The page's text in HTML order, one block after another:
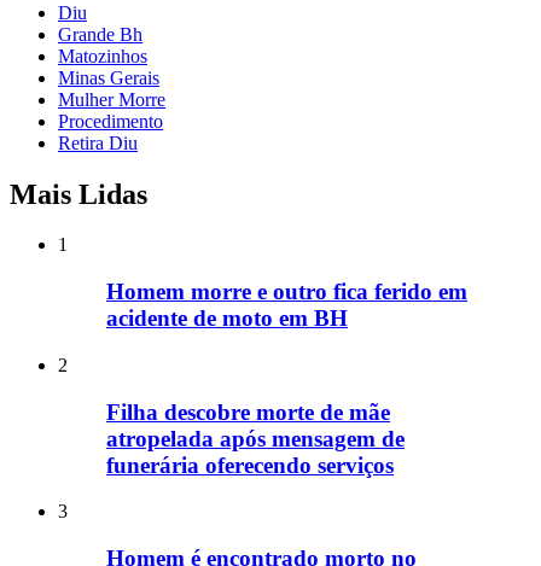
Diu
Grande Bh
Matozinhos
Minas Gerais
Mulher Morre
Procedimento
Retira Diu
Mais Lidas
1
Homem morre e outro fica ferido em
acidente de moto em BH
2
Filha descobre morte de mãe
atropelada após mensagem de
funerária oferecendo serviços
3
Homem é encontrado morto no